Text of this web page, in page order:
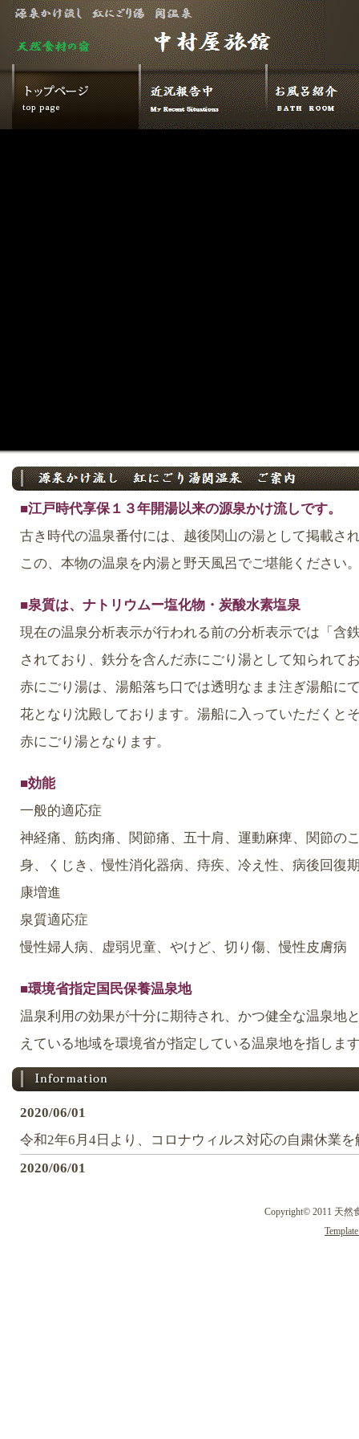
■江戸時代享保１３年開湯以来の源泉かけ流しです。
古き時代の温泉番付には、越後関山の湯として掲載さ
この、本物の温泉を内湯と野天風呂でご堪能ください
■泉質は、ナトリウムー塩化物・炭酸水素塩泉
現在の温泉分析表示が行われる前の分析表示では「含
されており、鉄分を含んだ赤にごり湯として知られて
赤にごり湯は、湯船落ち口では透明なまま注ぎ湯船に
花となり沈殿しております。湯船に入っていただくと
赤にごり湯となります。
■効能
一般的適応症
神経痛、筋肉痛、関節痛、五十肩、運動麻痺、関節の
身、くじき、慢性消化器病、痔疾、冷え性、病後回復
康増進
泉質適応症
慢性婦人病、虚弱児童、やけど、切り傷、慢性皮膚病
■環境省指定国民保養温泉地
温泉利用の効果が十分に期待され、かつ健全な温泉地
えている地域を環境省が指定している温泉地を指しま
2020/06/01
令和2年6月4日より、コロナウィルス対応の自粛休業
2020/06/01
Copyright© 2011 天然